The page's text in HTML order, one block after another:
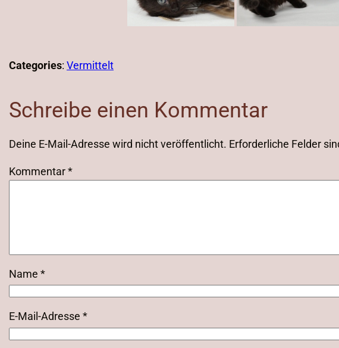
Categories:Vermittelt
Schreibe einen Kommentar
Deine E-Mail-Adresse wird nicht veröffentlicht. Erforderliche Felder
Kommentar*
Name*
E-Mail-Adresse*